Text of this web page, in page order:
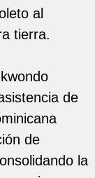
al
tierra.
de
de
la